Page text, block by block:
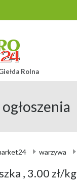
Rolna
warzywa
, 3.00 zł/kg